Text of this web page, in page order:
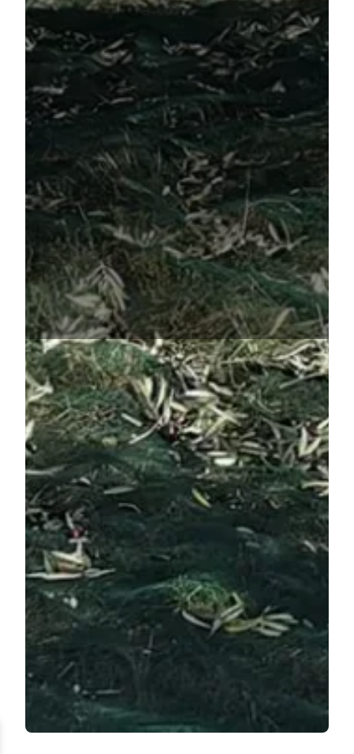
Ce site utilise des cookies et
vous donne le contrôle sur
ceux que vous souhaitez
activer
Tout accepter
Tout refuser
Personnaliser